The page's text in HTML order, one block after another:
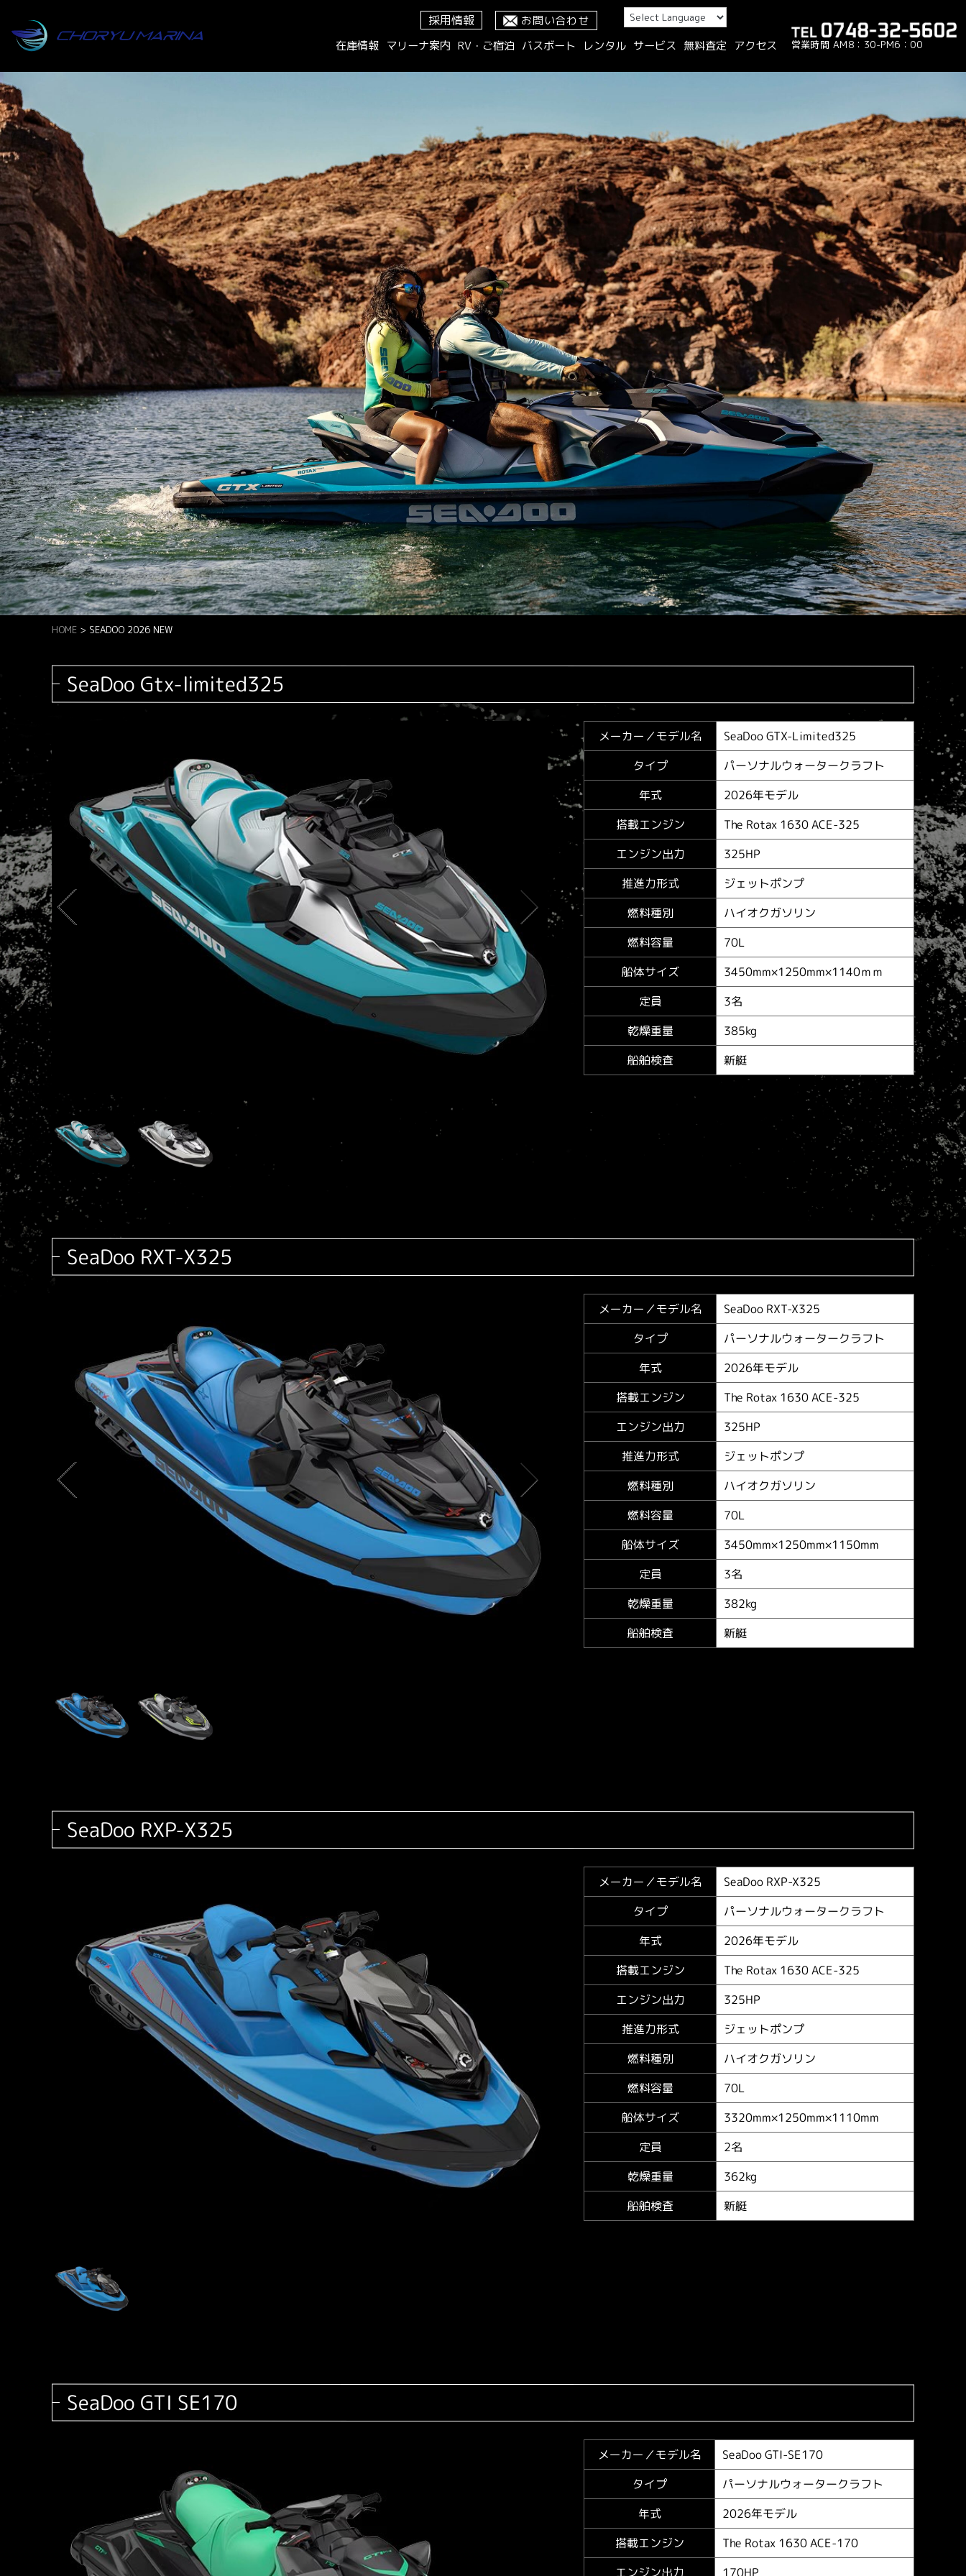
在庫情報 マリーナ案内 RV・ご宿泊 バスボート レンタル サービス 無料査定 アクセス
採用情報 お問い合わせ
営業時間 AM8：30-PM6：00
HOME > SEADOO 2026 NEW
SeaDoo Gtx-limited325
メーカー／モデル名 SeaDoo GTX-Limited325
タイプ パーソナルウォータークラフト
年式 2026年モデル
搭載エンジン The Rotax 1630 ACE-325
エンジン出力 325HP
推進力形式 ジェットポンプ
燃料種別 ハイオクガソリン
燃料容量 70L
船体サイズ 3450mm×1250mm×1140ｍｍ
定員 3名
乾燥重量 385kg
船舶検査 新艇
SeaDoo RXT-X325
メーカー／モデル名 SeaDoo RXT-X325
タイプ パーソナルウォータークラフト
年式 2026年モデル
搭載エンジン The Rotax 1630 ACE-325
エンジン出力 325HP
推進力形式 ジェットポンプ
燃料種別 ハイオクガソリン
燃料容量 70L
船体サイズ 3450mm×1250mm×1150mm
定員 3名
乾燥重量 382kg
船舶検査 新艇
SeaDoo RXP-X325
メーカー／モデル名 SeaDoo RXP-X325
タイプ パーソナルウォータークラフト
年式 2026年モデル
搭載エンジン The Rotax 1630 ACE-325
エンジン出力 325HP
推進力形式 ジェットポンプ
燃料種別 ハイオクガソリン
燃料容量 70L
船体サイズ 3320mm×1250mm×1110mm
定員 2名
乾燥重量 362kg
船舶検査 新艇
SeaDoo GTI SE170
メーカー／モデル名 SeaDoo GTI-SE170
タイプ パーソナルウォータークラフト
年式 2026年モデル
搭載エンジン The Rotax 1630 ACE-170
エンジン出力 170HP